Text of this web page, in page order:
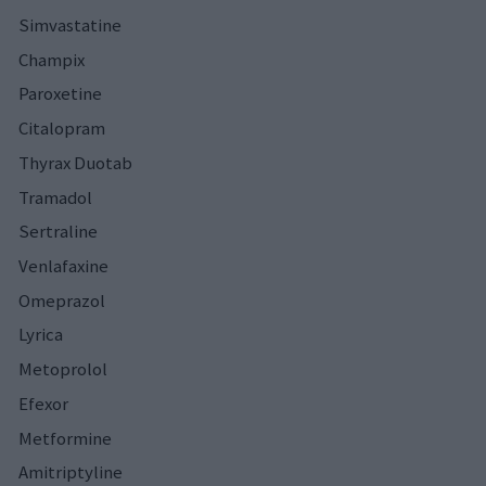
Simvastatine
Champix
Paroxetine
Citalopram
Thyrax Duotab
Tramadol
Sertraline
Venlafaxine
Omeprazol
Lyrica
Metoprolol
Efexor
Metformine
Amitriptyline